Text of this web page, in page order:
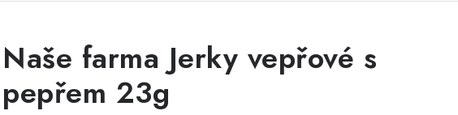
Naše farma Jerky vepřové s
pepřem 23g